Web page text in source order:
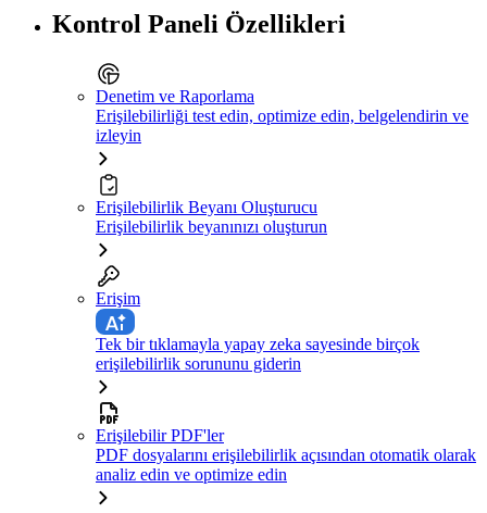
Kontrol Paneli Özellikleri
Denetim ve Raporlama
Erişilebilirliği test edin, optimize edin, belgelendirin ve
izleyin
Erişilebilirlik Beyanı Oluşturucu
Erişilebilirlik beyanınızı oluşturun
Erişim
Tek bir tıklamayla yapay zeka sayesinde birçok
erişilebilirlik sorununu giderin
Erişilebilir PDF'ler
PDF dosyalarını erişilebilirlik açısından otomatik olarak
analiz edin ve optimize edin